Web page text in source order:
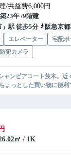
/共益費6,000円
23年 /9階建
」駅 徒歩5分
阪急京都本
エレベーター
宅配ボ
防犯カメラ
ャンピアコート茨木。近
ょっとした買い物に便利
㎡ / 1K